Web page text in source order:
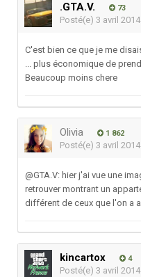
.GTA.V. 73
Posté(e) 3 avril 2014
C'est bien ce que je me
... plus économique de
Beaucoup moins chere
Olivia 1 862
Posté(e) 3 avril 2014
@GTA.V: hier j'ai vue une
retrouver montrant un
différent de ceux que l'on a
kincartox 4
Posté(e) 3 avril 2014